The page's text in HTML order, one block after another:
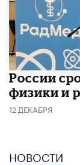
России
физики и
12 ДЕКАБРЯ
НОВОСТИ